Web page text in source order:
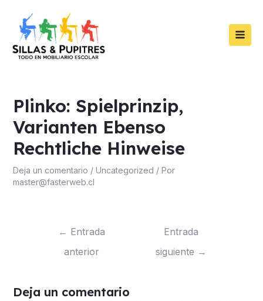
contenido
Plinko: Spielprinzip,
Varianten Ebenso
Rechtliche Hinweise
Deja un comentario / Uncategorized / Por
master@fasterweb.cl
de
entradas
← Entrada
anterior
Entrada
siguiente →
Deja un comentario